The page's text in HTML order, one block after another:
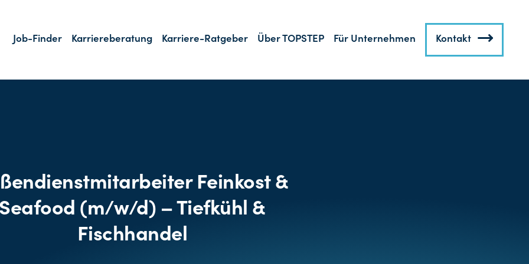
Job-Finder Karriereberatung Karriere-Ratgeber Über TOPSTEP Für Unternehmen Kontakt
Feinkost &
(m/w/d) – Tiefkühl &
Fischhandel